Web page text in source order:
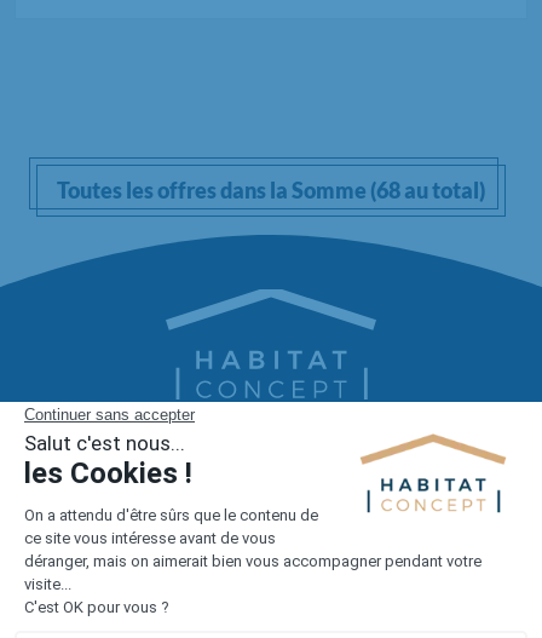
Toutes les offres dans la Somme (68 au total)
1er constructeur régional de maisons individuelles dans la moitié